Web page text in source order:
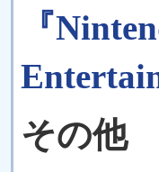
『
その他